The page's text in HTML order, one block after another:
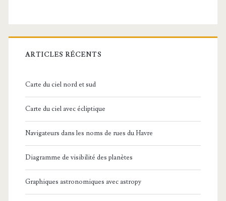
ARTICLES RÉCENTS
Carte du ciel nord et sud
Carte du ciel avec écliptique
Navigateurs dans les noms de rues du Havre
Diagramme de visibilité des planètes
Graphiques astronomiques avec astropy